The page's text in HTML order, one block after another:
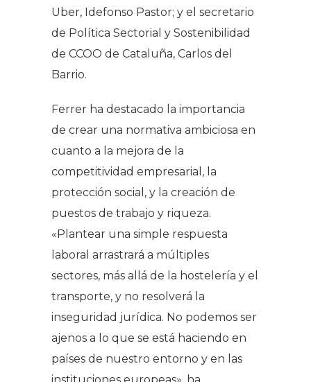
Uber, Idefonso Pastor; y el secretario
de Política Sectorial y Sostenibilidad
de CCOO de Cataluña, Carlos del
Barrio.
Ferrer ha destacado la importancia
de crear una normativa ambiciosa en
cuanto a la mejora de la
competitividad empresarial, la
protección social, y la creación de
puestos de trabajo y riqueza.
«Plantear una simple respuesta
laboral arrastrará a múltiples
sectores, más allá de la hostelería y el
transporte, y no resolverá la
inseguridad jurídica. No podemos ser
ajenos a lo que se está haciendo en
países de nuestro entorno y en las